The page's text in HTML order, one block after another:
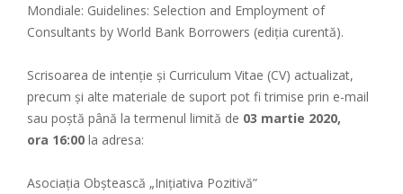
Mondiale: Guidelines: Selection and Employment of
Consultants by World Bank Borrowers (ediția curentă).
Scrisoarea de intenție și Curriculum Vitae (CV) actualizat,
precum și alte materiale de suport pot fi trimise prin e-mail
sau poştă până la termenul limită de 03 martie 2020,
ora 16:00 la adresa:
Asociația Obștească „Iniţiativa Pozitivă”